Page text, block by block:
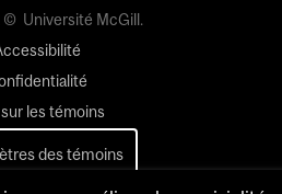
© Université McGill.
les témoins
des témoins